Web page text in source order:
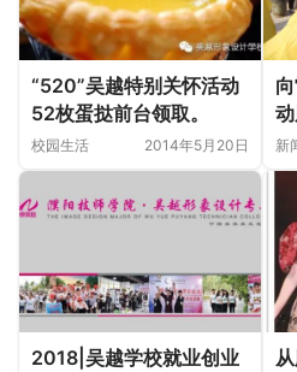
“520”吴越特别关怀活动
52枚蛋挞前台领取。
校园生活 2014年5月20日 新
2018|吴越学校就业创业